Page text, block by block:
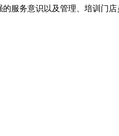
服务意识以及管理、培训